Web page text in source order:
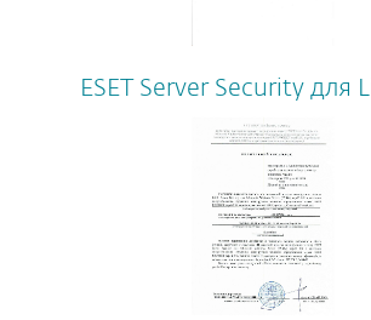
ESET Server Security для